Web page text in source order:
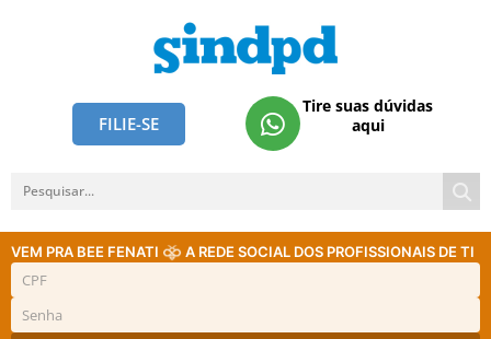
FILIE-SE
Tire suas dúvidas
aqui
VEM PRA BEE FENATI A REDE SOCIAL DOS PROFISSIONAIS DE TI